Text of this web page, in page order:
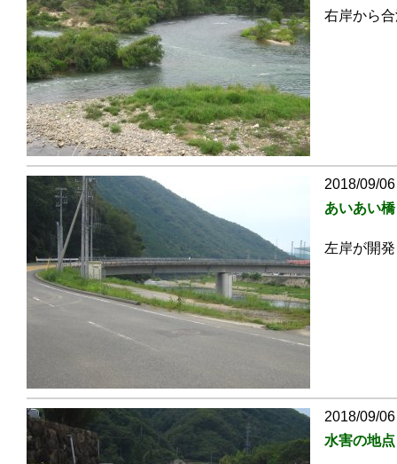
右岸から
2018/09/
あいあい橋
左岸が開
2018/09/
水害の地点